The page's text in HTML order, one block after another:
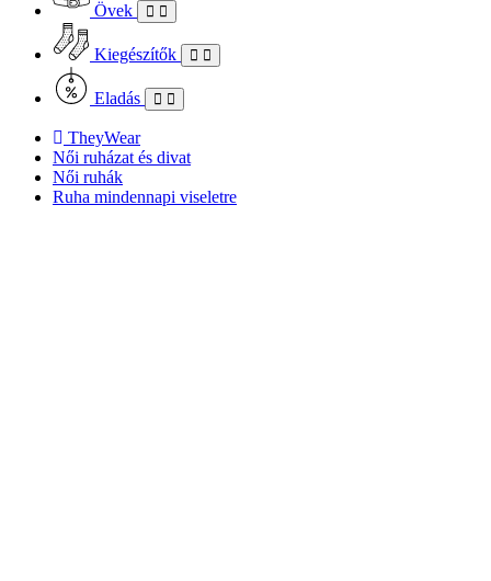
Övek
Kiegészítők
Eladás
TheyWear
Női ruházat és divat
Női ruhák
Ruha mindennapi viseletre